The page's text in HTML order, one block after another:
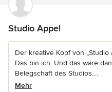
Studio Appel
Der kreative Kopf von
Das bin ich. Und das wäre
Belegschaft des Studios....
Mehr